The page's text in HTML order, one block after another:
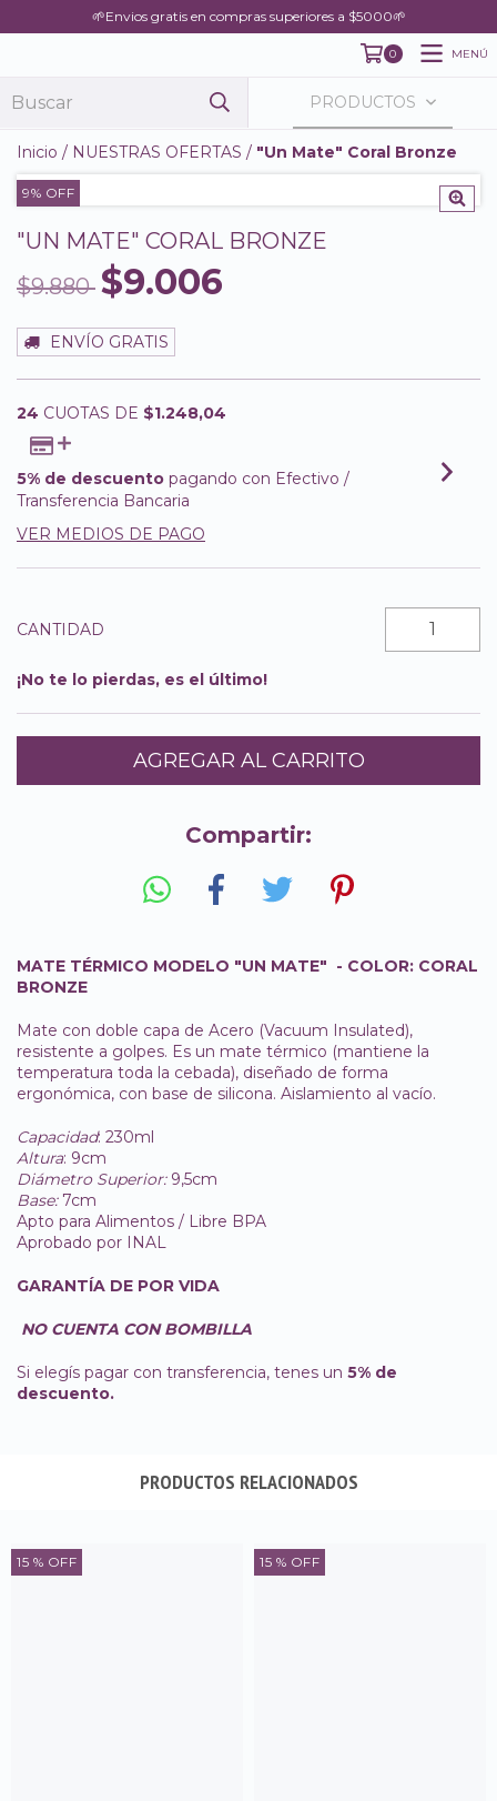
🌱Envios gratis en compras superiores a $5000🌱
0 MENÚ
PRODUCTOS
Inicio / NUESTRAS OFERTAS / "Un Mate" Coral Bronze
9% OFF
"UN MATE" CORAL BRONZE
$9.880 $9.006
ENVÍO GRATIS
24 CUOTAS DE $1.248,04
5% de descuento pagando con Efectivo /
Transferencia Bancaria
VER MEDIOS DE PAGO
CANTIDAD
¡No te lo pierdas, es el último!
Compartir:
MATE TÉRMICO MODELO "UN MATE" - COLOR: CORAL
BRONZE
Mate con doble capa de Acero (Vacuum Insulated),
resistente a golpes. Es un mate térmico (mantiene la
temperatura toda la cebada), diseñado de forma
ergonómica, con base de silicona. Aislamiento al vacío.
Capacidad: 230ml
Altura: 9cm
Diámetro Superior:9,5cm
Base: 7cm
Apto para Alimentos / Libre BPA
Aprobado por INAL
GARANTÍA DE POR VIDA
NO CUENTA CON BOMBILLA
Si elegís pagar con transferencia, tenes un 5% de
descuento.
PRODUCTOS RELACIONADOS
15 % OFF 15 % OFF